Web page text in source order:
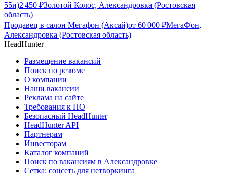
55и)2 450 ₽Золотой Колос, Александровка (Ростовская
область)
Продавец в салон Мегафон (Аксай)от 60 000 ₽МегаФон,
Александровка (Ростовская область)
HeadHunter
Размещение вакансий
Поиск по резюме
О компании
Наши вакансии
Реклама на сайте
Требования к ПО
Безопасный HeadHunter
HeadHunter API
Партнерам
Инвесторам
Каталог компаний
Поиск по вакансиям в Александровке
Сетка: соцсеть для нетворкинга